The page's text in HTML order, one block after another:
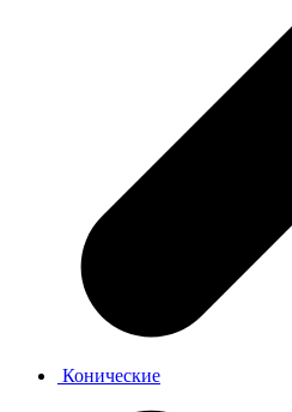
Конические